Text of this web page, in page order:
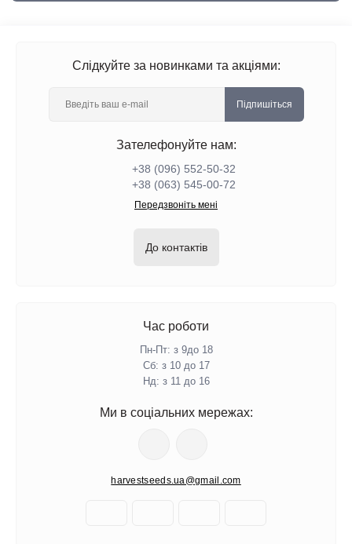
Слідкуйте за новинками та акціями:
Підпишіться
Зателефонуйте нам:
+38 (096) 552-50-32
+38 (063) 545-00-72
Передзвоніть мені
До контактів
Час роботи
Пн-Пт: з 9до 18
Сб: з 10 до 17
Нд: з 11 до 16
Ми в соціальних мережах:
harvestseeds.ua@gmail.com